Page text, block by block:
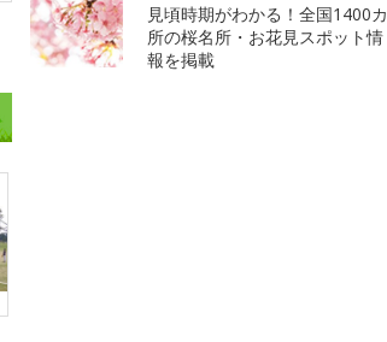
見頃時期がわかる！全国1400カ
所の桜名所・お花見スポット情
報を掲載